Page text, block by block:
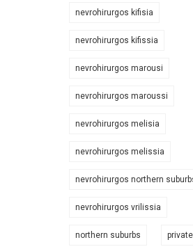
nevrohirurgos kifisia
nevrohirurgos kifissia
nevrohirurgos marousi
nevrohirurgos maroussi
nevrohirurgos melisia
nevrohirurgos melissia
nevrohirurgos northern
nevrohirurgos vrilissia
northern suburbs